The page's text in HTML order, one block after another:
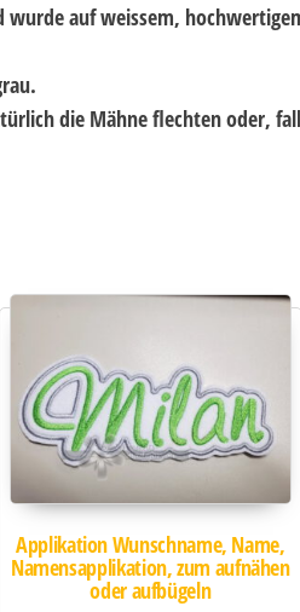
wurde auf weissem,
die Mähne flechten oder,
Applikation Wunschname, Name,
Namensapplikation, zum aufnähen
oder aufbügeln